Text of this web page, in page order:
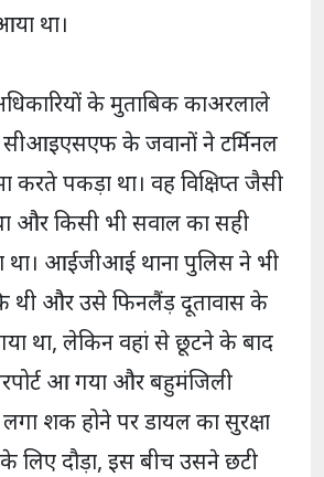
था।
के मुताबिक काअरलाले
सीआइएसएफ के जवानों ने टर्मिनल
करते पकड़ा था। वह विक्षिप्त जैसी
और किसी भी सवाल का सही
था। आईजीआई थाना पुलिस ने भी
थी और उसे फिनलैंड़ दूतावास के
था, लेकिन वहां से छूटने के बाद
आ गया और बहुमंजिली
शक होने पर डायल का सुरक्षा
लिए दौड़ा, इस बीच उसने छटी